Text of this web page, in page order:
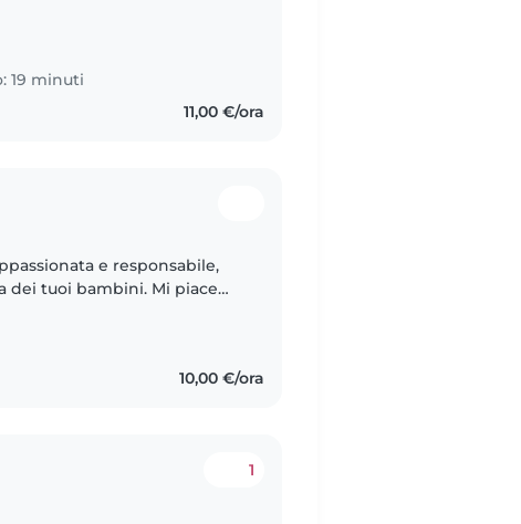
19 minuti
11,00 €/ora
e responsabile,
dei tuoi bambini. Mi piace
10,00 €/ora
1